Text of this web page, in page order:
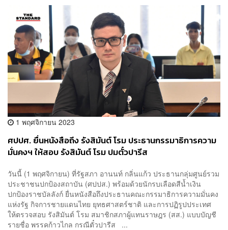
1 พฤศจิกายน 2023
ศปปศ. ยื่นหนังสือถึง รังสิมันต์ โรม ประธานกรรมาธิการความ
มั่นคงฯ ให้สอบ รังสิมันต์ โรม ปมตั๋วปารีส
วันนี้ (1 พฤศจิกายน) ที่รัฐสภา อานนท์ กลิ่นแก้ว ประธานกลุ่มศูนย์รวม
ประชาชนปกป้องสถาบัน (ศปปส.) พร้อมด้วยนักรบเลือดสีน้ำเงิน
ปกป้องราชบัลลังก์ ยื่นหนังสือถึงประธานคณะกรรมาธิการความมั่นคง
แห่งรัฐ กิจการชายแดนไทย ยุทธศาสตร์ชาติ และการปฏิรูปประเทศ
ให้ตรวจสอบ รังสิมันต์ โรม สมาชิกสภาผู้แทนราษฎร (สส.) แบบบัญชี
รายชื่อ พรรคก้าวไกล กรณีตั๋วปารีส ...